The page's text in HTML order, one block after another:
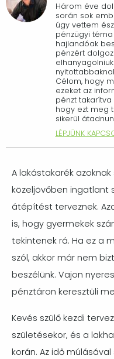
Három éve
során sok
úgy vettem
pénzügyi
hajlandóak
pénzért
Célom, hogy
ezeket az
pénzt
hogy ezt meg
sikerül
LÉPJÜNK
A lakástakarék
közeljövőben ingatlant
átépítést terveznek.
is, hogy gyermekek
tekintenek rá. Ha ez a
szól, akkor már nem
beszélünk. Vajon
pénztáron keresztüli
Kevés szülő kezdi
születésekor, és a
korán. Az idő